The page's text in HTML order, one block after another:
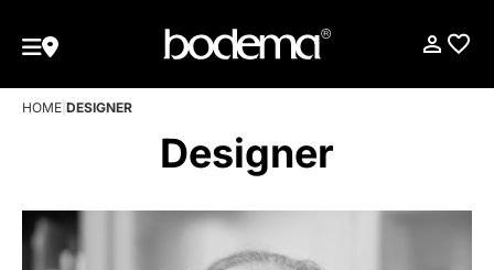
HOME DESIGNER
Designer